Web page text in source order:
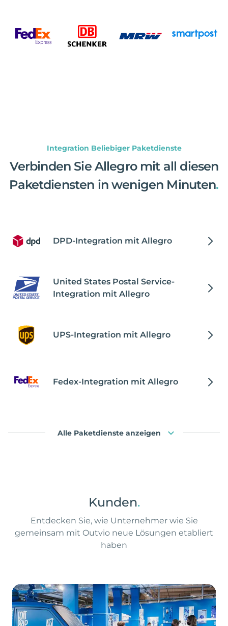
Integration Beliebiger Paketdienste
Verbinden Sie Allegro mit all diesen
Paketdiensten in wenigen Minuten.
DPD-Integration mit Allegro
United States Postal Service-
Integration mit Allegro
UPS-Integration mit Allegro
Fedex-Integration mit Allegro
Alle Paketdienste anzeigen
Kunden.
Entdecken Sie, wie Unternehmer wie Sie
gemeinsam mit Outvio neue Lösungen etabliert
haben